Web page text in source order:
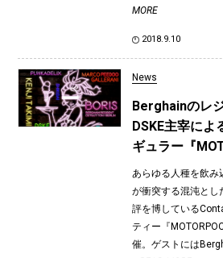
MORE
2018.9.10
News
Berghainのレ
DSKE主宰に
ギュラー『
あらゆる人種を飲み
が衝突する混沌とし
評を博している
ティー『
催。ゲストには